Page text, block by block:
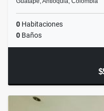
0 Habitaciones
0 Baños